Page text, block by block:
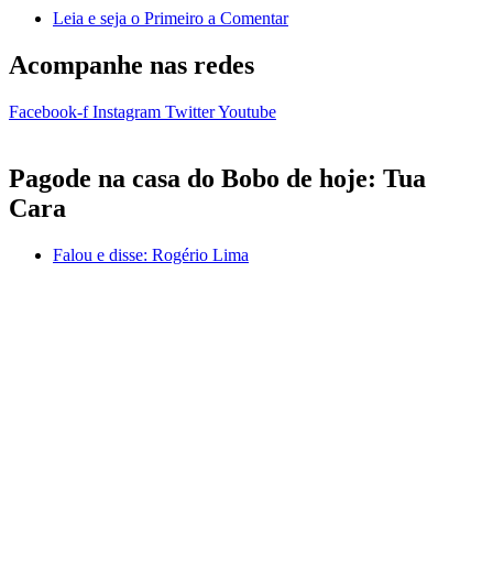
Leia e seja o Primeiro a Comentar
Acompanhe nas redes
Facebook-f Instagram TwitterYoutube
Pagode na casa do Bobo de hoje: Tua
Cara
Falou e disse: Rogério Lima